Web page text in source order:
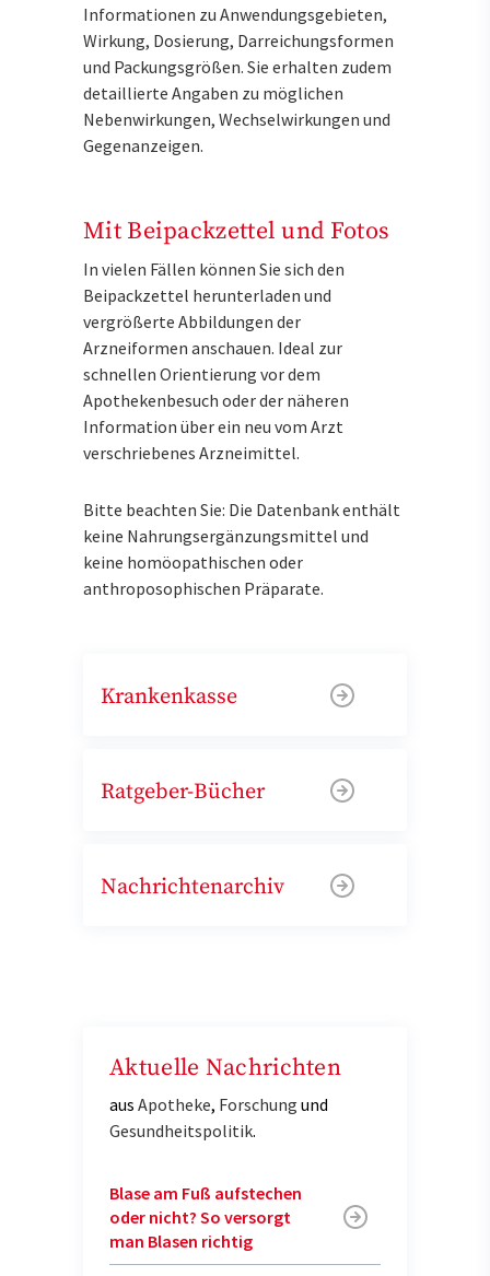
Informationen zu Anwendungsgebieten,
Wirkung, Dosierung, Darreichungsformen
und Packungsgrößen. Sie erhalten zudem
detaillierte Angaben zu möglichen
Nebenwirkungen, Wechselwirkungen und
Gegenanzeigen.
Mit Beipackzettel und Fotos
In vielen Fällen können Sie sich den
Beipackzettel herunterladen und
vergrößerte Abbildungen der
Arzneiformen anschauen. Ideal zur
schnellen Orientierung vor dem
Apothekenbesuch oder der näheren
Information über ein neu vom Arzt
verschriebenes Arzneimittel.
Bitte beachten Sie: Die Datenbank enthält
keine Nahrungsergänzungsmittel und
keine homöopathischen oder
anthroposophischen Präparate.
Krankenkasse
Ratgeber-Bücher
Nachrichtenarchiv
Aktuelle Nachrichten
aus Apotheke, Forschung und
Gesundheitspolitik.
Blase am Fuß aufstechen
oder nicht? So versorgt
man Blasen richtig